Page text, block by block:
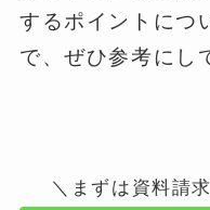
するポイントにつ
で、ぜひ参考にし
＼まずは資料請